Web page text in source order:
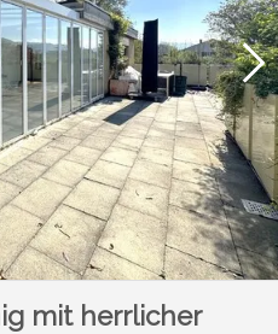
mit herrlicher